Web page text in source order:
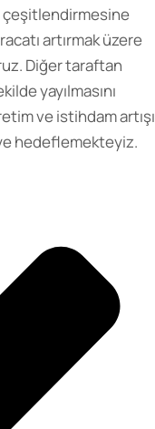
çeşitlendirmesine
artırmak üzere
Diğer taraftan
yayılmasını
ve istihdam artışı
hedeflemekteyiz.